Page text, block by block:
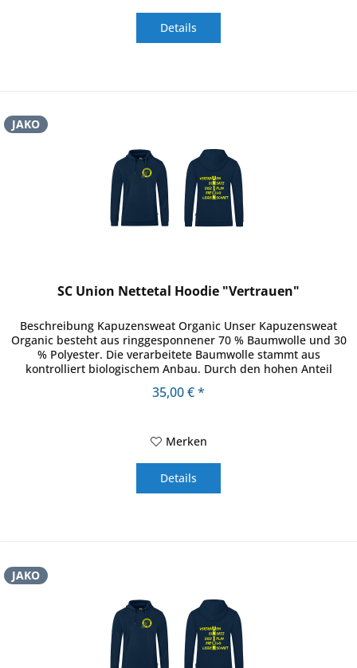
Details
JAKO
SC Union Nettetal Hoodie "Vertrauen"
Beschreibung Kapuzensweat Organic Unser Kapuzensweat
Organic besteht aus ringgesponnener 70 % Baumwolle und 30
% Polyester. Die verarbeitete Baumwolle stammt aus
kontrolliert biologischem Anbau. Durch den hohen Anteil
35,00 € *
Merken
Details
JAKO